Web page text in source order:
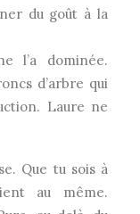
du goût à la
l’a dominée.
d’arbre qui
Laure ne
Que tu sois à
au même.